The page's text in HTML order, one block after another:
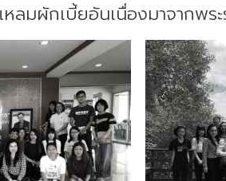
มผักเบี้ยอันเนื่องมาจากพร